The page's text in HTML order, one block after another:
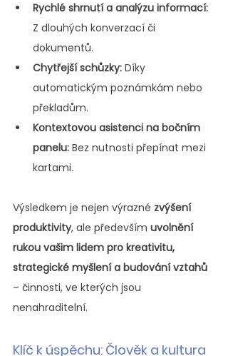
Rychlé shrnutí a analýzu informací:
Z dlouhých konverzací či
dokumentů.
Chytřejší schůzky: Díky
automatickým poznámkám nebo
překladům.
Kontextovou asistenci na bočním
panelu: Bez nutnosti přepínat mezi
kartami.
Výsledkem je nejen výrazné zvýšení
produktivity, ale především uvolnění
rukou vašim lidem pro kreativitu,
strategické myšlení a budování vztahů
– činnosti, ve kterých jsou
nenahraditelní.
Klíč k úspěchu: Člověk a kultura